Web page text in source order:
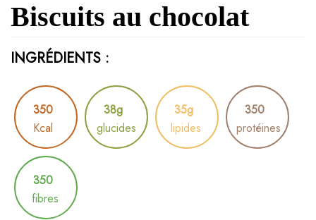
Biscuits au chocolat
INGRÉDIENTS :
350
Kcal
38g
glucides
35g
lipides
350
protéines
350
fibres